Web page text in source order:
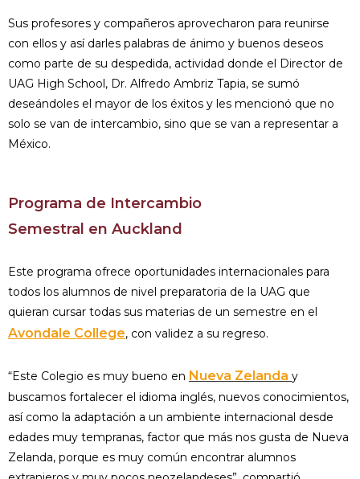
Sus profesores y compañeros aprovecharon para reunirse
con ellos y así darles palabras de ánimo y buenos deseos
como parte de su despedida, actividad donde el Director de
UAG High School, Dr. Alfredo Ambriz Tapia, se sumó
deseándoles el mayor de los éxitos y les mencionó que no
solo se van de intercambio, sino que se van a representar a
México.
Programa de Intercambio
Semestral en Auckland
Este programa ofrece oportunidades internacionales para
todos los alumnos de nivel preparatoria de la UAG que
quieran cursar todas sus materias de un semestre en el
Avondale College, con validez a su regreso.
“Este Colegio es muy bueno en Nueva Zelanda y
buscamos fortalecer el idioma inglés, nuevos conocimientos,
así como la adaptación a un ambiente internacional desde
edades muy tempranas, factor que más nos gusta de Nueva
Zelanda, porque es muy común encontrar alumnos